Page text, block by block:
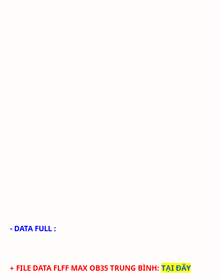
- DATA FULL :
+ FILE DATAFLFF MAX OB35 TRUNG BÌNH: TẠI ĐÂY